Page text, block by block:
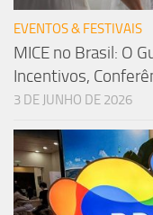
EVENTOS & FESTIVAIS
MICE no Brasil: O
Incentivos,
3 DE JUNHO DE 2026